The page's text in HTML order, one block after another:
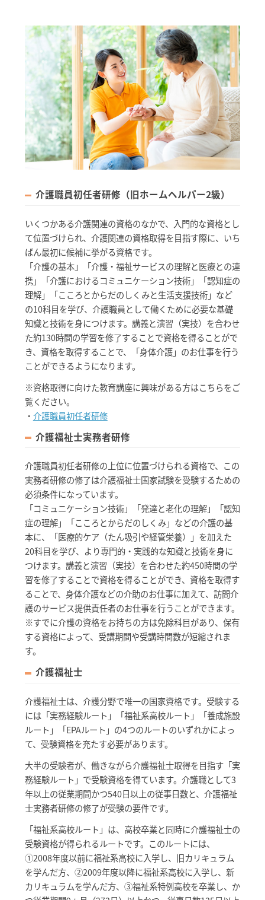
介護職員初任者研修（旧ホームヘルパー2級）
いくつかある介護関連の資格のなかで、入門的な資格とし
て位置づけられ、介護関連の資格取得を目指す際に、いち
ばん最初に候補に挙がる資格です。
「介護の基本」「介護・福祉サービスの理解と医療との連
携」「介護におけるコミュニケーション技術」「認知症の
理解」「こころとからだのしくみと生活支援技術」など
の10科目を学び、介護職員として働くために必要な基礎
知識と技術を身につけます。講義と演習（実技）を合わせ
た約130時間の学習を修了することで資格を得ることがで
き、資格を取得することで、「身体介護」のお仕事を行う
ことができるようになります。
※資格取得に向けた教育講座に興味がある方はこちらをご
覧ください。
・ 介護職員初任者研修
介護福祉士実務者研修
介護職員初任者研修の上位に位置づけられる資格で、この
実務者研修の修了は介護福祉士国家試験を受験するための
必須条件になっています。
「コミュニケーション技術」「発達と老化の理解」「認知
症の理解」「こころとからだのしくみ」などの介護の基
本に、「医療的ケア（たん吸引や経管栄養）」を加えた
20科目を学び、より専門的・実践的な知識と技術を身に
つけます。講義と演習（実技）を合わせた約450時間の学
習を修了することで資格を得ることができ、資格を取得す
ることで、身体介護などの介助のお仕事に加えて、訪問介
護のサービス提供責任者のお仕事を行うことができます。
※すでに介護の資格をお持ちの方は免除科目があり、保有
する資格によって、受講期間や受講時間数が短縮されま
す。
介護福祉士
介護福祉士は、介護分野で唯一の国家資格です。受験する
には「実務経験ルート」「福祉系高校ルート」「養成施設
ルート」「EPAルート」の4つのルートのいずれかによっ
て、受験資格を充たす必要があります。
大半の受験者が、働きながら介護福祉士取得を目指す「実
務経験ルート」で受験資格を得ています。介護職として3
年以上の従業期間かつ540日以上の従事日数と、介護福祉
士実務者研修の修了が受験の要件です。
「福祉系高校ルート」は、高校卒業と同時に介護福祉士の
受験資格が得られるルートです。このルートには、
①2008年度以前に福祉系高校に入学し、旧カリキュラム
を学んだ方、②2009年度以降に福祉系高校に入学し、新
カリキュラムを学んだ方、③福祉系特例高校を卒業し、か